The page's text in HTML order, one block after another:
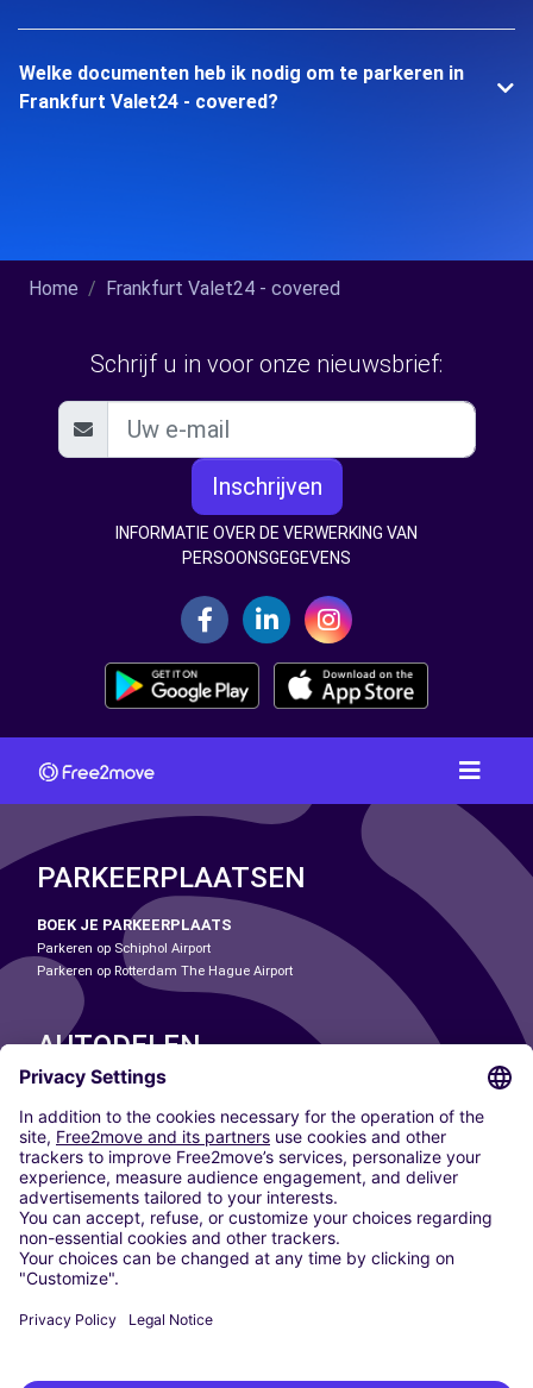
Welke documenten heb ik nodig om te parkeren in
Frankfurt Valet24 - covered?
Home Frankfurt Valet24 - covered
Schrijf u in voor onze nieuwsbrief:
Inschrijven
INFORMATIE OVER DE VERWERKING VAN
PERSOONSGEGEVENS
PARKEERPLAATSEN
BOEK JE PARKEERPLAATS
Parkeren op Schiphol Airport
Parkeren op Rotterdam The Hague Airport
AUTODELEN
ONZE STEDEN
Paris
Madrid
Washington DC
Milaan
Rome
Turijn
Wenen
Berlijn
Düsseldorf